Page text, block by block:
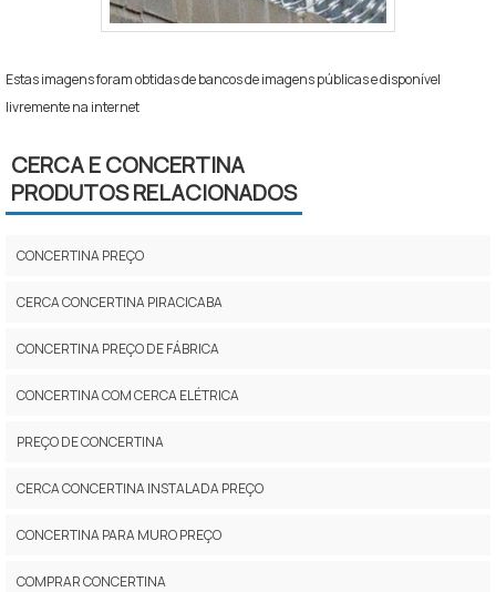
Estas imagens foram obtidas de bancos de imagens públicas e disponível
livremente na internet
CERCA E CONCERTINA
PRODUTOS RELACIONADOS
CONCERTINA PREÇO
CERCA CONCERTINA PIRACICABA
CONCERTINA PREÇO DE FÁBRICA
CONCERTINA COM CERCA ELÉTRICA
PREÇO DE CONCERTINA
CERCA CONCERTINA INSTALADA PREÇO
CONCERTINA PARA MURO PREÇO
COMPRAR CONCERTINA